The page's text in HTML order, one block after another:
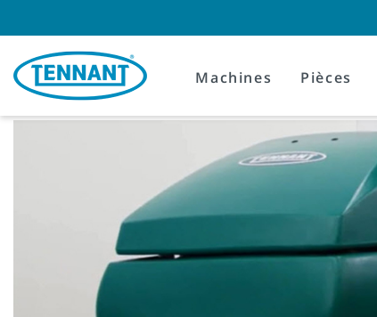
content
navigation
menu
Machines Pièces